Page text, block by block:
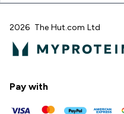
2026 The Hut.com Ltd
Pay with